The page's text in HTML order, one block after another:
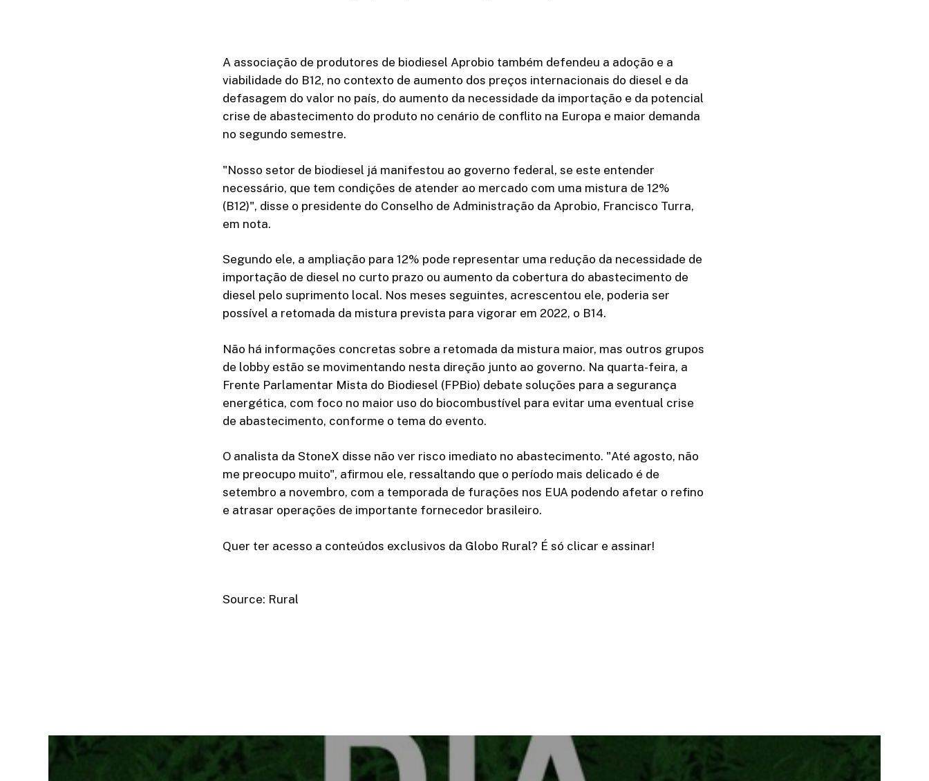
A associação de produtores de biodiesel Aprobio também defendeu a adoção e a
viabilidade do B12, no contexto de aumento dos preços internacionais do diesel e da
defasagem do valor no país, do aumento da necessidade da importação e da potencial
crise de abastecimento do produto no cenário de conflito na Europa e maior demanda
no segundo semestre.
"Nosso setor de biodiesel já manifestou ao governo federal, se este entender
necessário, que tem condições de atender ao mercado com uma mistura de 12%
(B12)", disse o presidente do Conselho de Administração da Aprobio, Francisco Turra,
em nota.
Segundo ele, a ampliação para 12% pode representar uma redução da necessidade de
importação de diesel no curto prazo ou aumento da cobertura do abastecimento de
diesel pelo suprimento local. Nos meses seguintes, acrescentou ele, poderia ser
possível a retomada da mistura prevista para vigorar em 2022, o B14.
Não há informações concretas sobre a retomada da mistura maior, mas outros grupos
de lobby estão se movimentando nesta direção junto ao governo. Na quarta-feira, a
Frente Parlamentar Mista do Biodiesel (FPBio) debate soluções para a segurança
energética, com foco no maior uso do biocombustível para evitar uma eventual crise
de abastecimento, conforme o tema do evento.
O analista da StoneX disse não ver risco imediato no abastecimento. "Até agosto, não
me preocupo muito", afirmou ele, ressaltando que o período mais delicado é de
setembro a novembro, com a temporada de furações nos EUA podendo afetar o refino
e atrasar operações de importante fornecedor brasileiro.
Quer ter acesso a conteúdos exclusivos da Globo Rural? É só clicar e assinar!​
Source: Rural